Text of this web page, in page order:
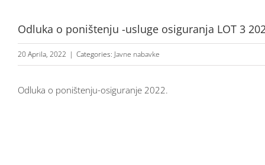
Odluka o poništenju -usluge osiguranja LOT 3
20 Aprila, 2022 | Categories: Javne nabavke
Odluka o poništenju-osiguranje 2022.